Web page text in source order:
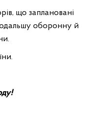
що заплановані
оборонну й